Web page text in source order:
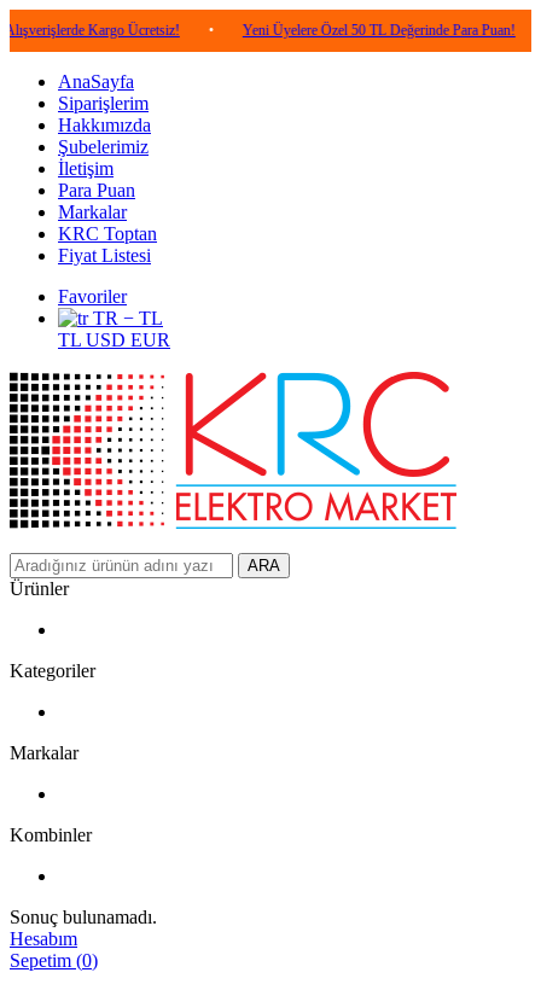
Kargo Ücretsiz! • Yeni Üyelere Özel 50 TL Değerinde Para Puan! •
AnaSayfa
Siparişlerim
Hakkımızda
Şubelerimiz
İletişim
Para Puan
Markalar
KRC Toptan
Fiyat Listesi
Favoriler
TR − TL
TL USD EUR
ARA
Ürünler
Kategoriler
Markalar
Kombinler
Sonuç bulunamadı.
Hesabım
Sepetim (0)